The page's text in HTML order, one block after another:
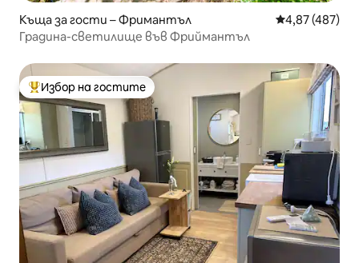
Къща за гости – Фримантъл Средна
4,87 (487)
Градина-светилище във Фриймантъл
Най-популярен избор на гостите
Избор на гостите